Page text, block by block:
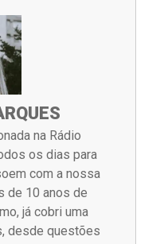
na Rádio
os dias para
com a nossa
de 10 anos de
já cobri uma
desde questões